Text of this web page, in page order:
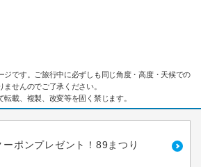
です。ご旅行中に必ずしも同じ角度・高度・天候での
せんのでご了承ください。
載、複製、改変等を固く禁じます。
ポンプレゼント！89まつり